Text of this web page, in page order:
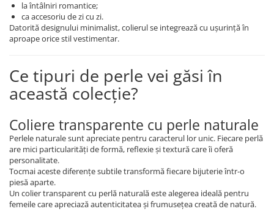
Coliere cu Molecule
Coliere Diverse
BRĂȚĂRI
Brățări din Aur cu șnur reglabil
Brățări din Argint cu șnur reglabil
Brățări din Aur cu pietre
semiprețioase
Brățări din Argint cu pietre
semiprețioase
Brățări elastice cu pietre
semiprețioase
BRĂȚĂRI DE PICIOR
la întâlniri romantice;
ca accesoriu de zi cu zi.
Datorită designului minimalist, colierul se integrează cu ușurință în
aproape orice stil vestimentar.
Ce tipuri de perle vei găsi în
această colecție?
Coliere transparente cu perle naturale
Perlele naturale sunt apreciate pentru caracterul lor unic. Fiecare perlă
are mici particularități de formă, reflexie și textură care îi oferă
personalitate.
Tocmai aceste diferențe subtile transformă fiecare bijuterie într-o
piesă aparte.
Un colier transparent cu perlă naturală este alegerea ideală pentru
femeile care apreciază autenticitatea și frumusețea creată de natură.